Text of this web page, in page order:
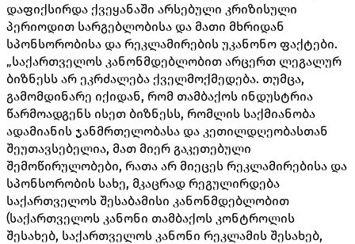
დაფიქსირდა ქვეყანაში არსებული კრიზისული
პერიოდით სარგებლობისა და მათი მხრიდან
სპონსორობისა და რეკლამირების უკანონო ფაქტები.
„საქართველოს კანონმდებლობით არცერთ ლეგალურ
ბიზნესს არ ეკრძალება ქველმოქმედება. თუმცა,
გამომდინარე იქიდან, რომ თამბაქოს ინდუსტრია
წარმოადგენს ისეთ ბიზნესს, რომლის საქმიანობა
ადამიანის ჯანმრთელობასა და კეთილდღეობასთან
შეუთავსებელია, მათ მიერ გაკეთებული
შემოწირულობები, რათა არ მიეცეს რეკლამირებისა და
სპონსორობის სახე, მკაცრად რეგულირდება
საქართველოს შესაბამისი კანონმდებლობით
(საქართველოს კანონი თამბაქოს კონტროლის
შესახებ, საქართველოს კანონი რეკლამის შესახებ,